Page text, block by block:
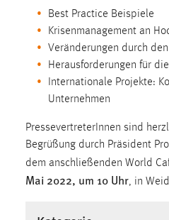
Best Practice Beispiele
Krisenmanagement an
Veränderungen durch
Herausforderungen für
Internationale Projekte:
Unternehmen
PressevertreterInnen sind
Begrüßung durch Präsident
dem anschließenden World
Mai 2022, um 10 Uhr, in
chat-frame-style-
Zweck:
Wird benötigt um die
Cookie Laufzeit:
MibewSessionID, mibew-
5e9dbeb1811c0446 =
Jahre, MIBEW_UserID = 1 Jahr
Login
Name: